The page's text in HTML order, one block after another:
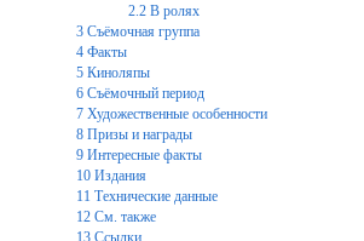
2.2 В ролях
3 Съёмочная группа
4 Факты
5 Киноляпы
6 Съёмочный период
7 Художественные особенности
8 Призы и награды
9 Интересные факты
10 Издания
11 Технические данные
12 См. также
13 Ссылки